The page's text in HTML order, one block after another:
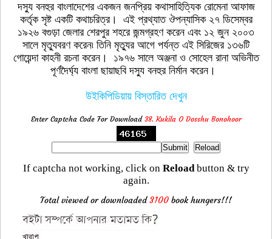
দস্যু বনহুর বাংলাদেশের একজন জনপ্রিয় কথাসাহিত্যিক রোমেনা আফাজ
কর্তৃক সৃষ্ট একটি কথাচরিত্র। এই প্রথ্যাত ঔপন্যাসিক ২৭ ডিসেম্বর
১৯২৬ বগুড়া জেলার শেরপুর শহরে জন্মগ্রহণ করেন এবং ১২ জুন ২০০৩
সালে মৃত্যুবরণ করেন৷ তিনি মৃত্যুর আগে পর্যন্ত এই সিরিজের ১৩৬টি
গোয়েন্দা কাহনী রচনা করেন। ১৯৭৬ সালে অঞ্জনা ও সোহেল রানা অভিনীত
পূর্ণদৈর্ঘ্য বাংলা ছায়াছবি দস্যু বনহুর নির্মান করেন।
উইকিপিডিয়ায় বিস্তারিত দেখুন
Enter Captcha Code For Download 38. Kukila O Dosshu Bonohoor
If captcha not working, click on Reloadbutton & try
again.
Total viewed or downloaded3100 book hungers!!!